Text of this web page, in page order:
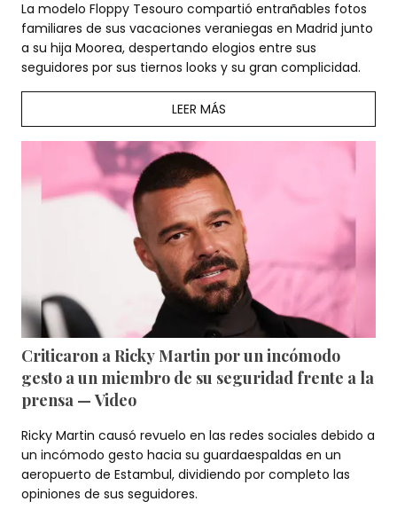
La modelo Floppy Tesouro compartió entrañables fotos
familiares de sus vacaciones veraniegas en Madrid junto
a su hija Moorea, despertando elogios entre sus
seguidores por sus tiernos looks y su gran complicidad.
LEER MÁS
Criticaron a Ricky Martin por un incómodo
gesto a un miembro de su seguridad frente a la
prensa — Video
Ricky Martin causó revuelo en las redes sociales debido a
un incómodo gesto hacia su guardaespaldas en un
aeropuerto de Estambul, dividiendo por completo las
opiniones de sus seguidores.